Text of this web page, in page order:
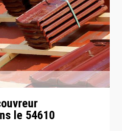
le 54610